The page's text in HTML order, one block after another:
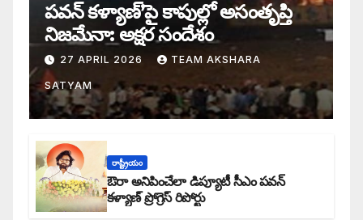
పవన్ కళ్యాణ్’పై కాపుల్లో అసంతృప్తి
నిజమేనా: అక్షర సందేశం
27 APRIL 2026 TEAM AKSHARA
SATYAM
రాష్ట్రీయం
ఔరా అనిపించేలా డిప్యూటీ సీఎం పవన్
కళ్యాణ్ ప్రోగ్రెస్ రిపోర్టు